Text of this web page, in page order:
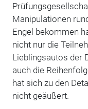
Manipulationen
Engel bekommen
nicht nur die
Lieblingsautos der
auch die
hat sich zu den
nicht geäußert.